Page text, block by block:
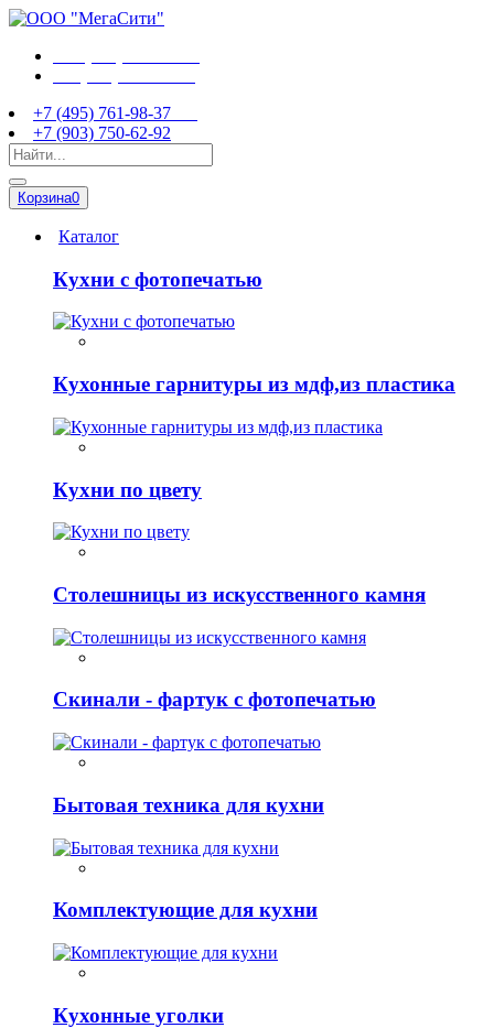
+7 (495) 761-98-37
+7 (903) 750-62-92
Корзина0
Каталог
Кухни с фотопечатью
Кухонные гарнитуры из мдф,из пластика
Кухни по цвету
Столешницы из искусственного камня
Скинали - фартук с фотопечатью
Бытовая техника для кухни
Комплектующие для кухни
Кухонные уголки